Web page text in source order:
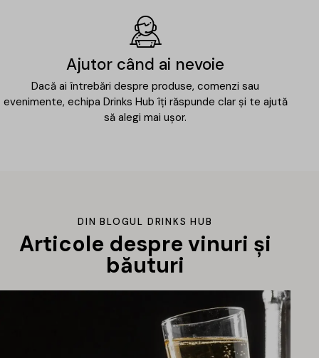
Ajutor când ai nevoie
Dacă ai întrebări despre produse, comenzi sau
evenimente, echipa Drinks Hub îți răspunde clar și te ajută
să alegi mai ușor.
DIN BLOGUL DRINKS HUB
Articole despre vinuri și
băuturi